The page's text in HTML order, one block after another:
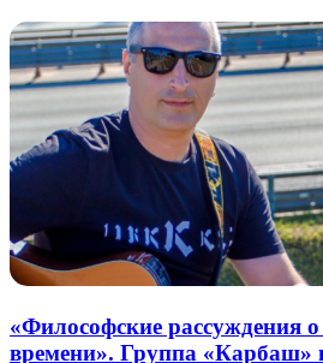
«Философские рассуждения о
времени». Группа «Карбаш»